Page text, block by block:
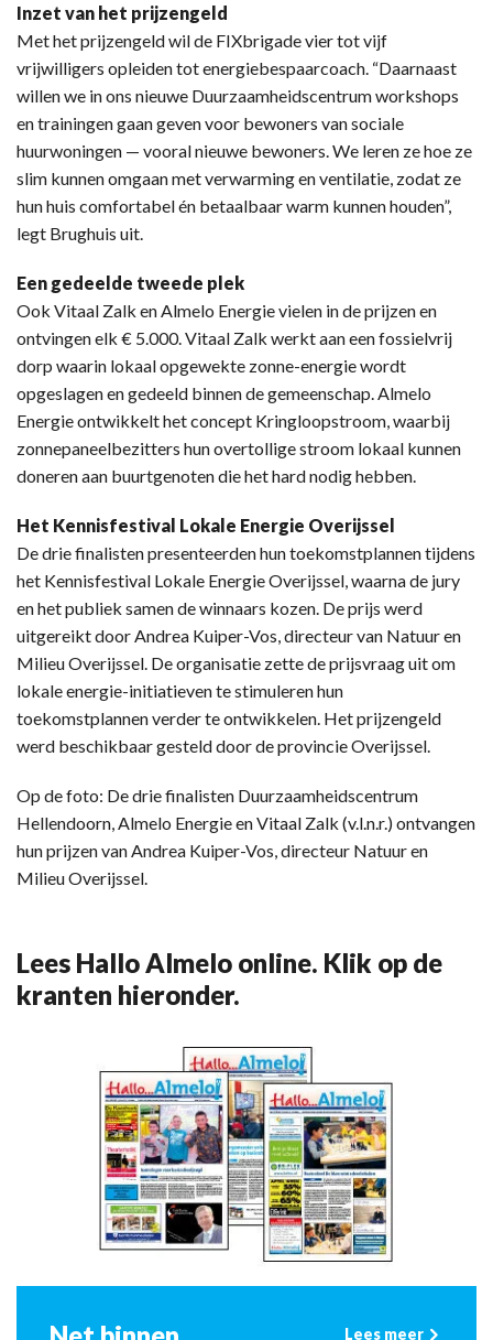
Inzet van het prijzengeld
Met het prijzengeld wil de FIXbrigade vier tot vijf
vrijwilligers opleiden tot energiebespaarcoach. “Daarnaast
willen we in ons nieuwe Duurzaamheidscentrum workshops
en trainingen gaan geven voor bewoners van sociale
huurwoningen — vooral nieuwe bewoners. We leren ze hoe ze
slim kunnen omgaan met verwarming en ventilatie, zodat ze
hun huis comfortabel én betaalbaar warm kunnen houden”,
legt Brughuis uit.
Een gedeelde tweede plek
Ook Vitaal Zalk en Almelo Energie vielen in de prijzen en
ontvingen elk € 5.000. Vitaal Zalk werkt aan een fossielvrij
dorp waarin lokaal opgewekte zonne-energie wordt
opgeslagen en gedeeld binnen de gemeenschap. Almelo
Energie ontwikkelt het concept Kringloopstroom, waarbij
zonnepaneelbezitters hun overtollige stroom lokaal kunnen
doneren aan buurtgenoten die het hard nodig hebben.
Het Kennisfestival Lokale Energie Overijssel
De drie finalisten presenteerden hun toekomstplannen tijdens
het Kennisfestival Lokale Energie Overijssel, waarna de jury
en het publiek samen de winnaars kozen. De prijs werd
uitgereikt door Andrea Kuiper-Vos, directeur van Natuur en
Milieu Overijssel. De organisatie zette de prijsvraag uit om
lokale energie-initiatieven te stimuleren hun
toekomstplannen verder te ontwikkelen. Het prijzengeld
werd beschikbaar gesteld door de provincie Overijssel.
Op de foto: De drie finalisten Duurzaamheidscentrum
Hellendoorn, Almelo Energie en Vitaal Zalk (v.l.n.r.) ontvangen
hun prijzen van Andrea Kuiper-Vos, directeur Natuur en
Milieu Overijssel.
Lees Hallo Almelo online. Klik op de
kranten hieronder.
Lees meer